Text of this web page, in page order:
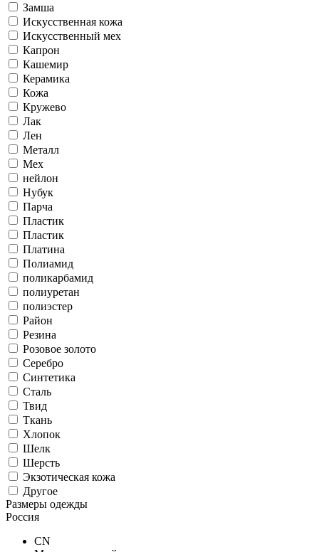
Замша
Искусственная кожа
Искусственный мех
Капрон
Кашемир
Керамика
Кожа
Кружево
Лак
Лен
Металл
Мех
нейлон
Нубук
Парча
Пластик
Пластик
Платина
Полиамид
поликарбамид
полиуретан
полиэстер
Район
Резина
Розовое золото
Серебро
Синтетика
Сталь
Твид
Ткань
Хлопок
Шелк
Шерсть
Экзотическая кожа
Другое
Размеры одежды
Россия
CN